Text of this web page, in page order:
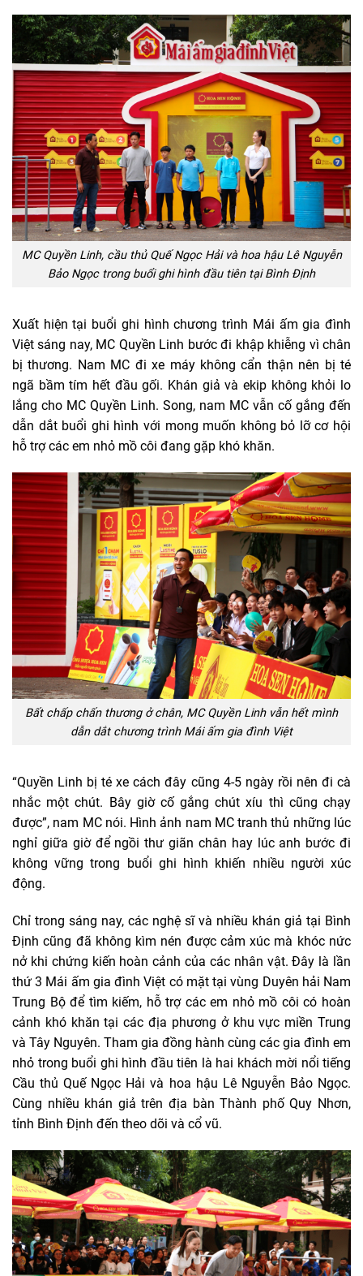
MC Quyền Linh, cầu thủ Quế Ngọc Hải và hoa hậu Lê Nguyễn
Bảo Ngọc trong buổi ghi hình đầu tiên tại Bình Định
Xuất hiện tại buổi ghi hình chương trình Mái ấm gia đình
Việt sáng nay, MC Quyền Linh bước đi khập khiễng vì chân
bị thương. Nam MC đi xe máy không cẩn thận nên bị té
ngã bầm tím hết đầu gối. Khán giả và ekip không khỏi lo
lắng cho MC Quyền Linh. Song, nam MC vẫn cố gắng đến
dẫn dắt buổi ghi hình với mong muốn không bỏ lỡ cơ hội
hỗ trợ các em nhỏ mồ côi đang gặp khó khăn.
Bất chấp chấn thương ở chân, MC Quyền Linh vẫn hết mình
dẫn dắt chương trình Mái ấm gia đình Việt
“Quyền Linh bị té xe cách đây cũng 4-5 ngày rồi nên đi cà
nhắc một chút. Bây giờ cố gắng chút xíu thì cũng chạy
được”, nam MC nói. Hình ảnh nam MC tranh thủ những lúc
nghỉ giữa giờ để ngồi thư giãn chân hay lúc anh bước đi
không vững trong buổi ghi hình khiến nhiều người xúc
động.
Chỉ trong sáng nay, các nghệ sĩ và nhiều khán giả tại Bình
Định cũng đã không kìm nén được cảm xúc mà khóc nức
nở khi chứng kiến hoàn cảnh của các nhân vật. Đây là lần
thứ 3 Mái ấm gia đình Việt có mặt tại vùng Duyên hải Nam
Trung Bộ để tìm kiếm, hỗ trợ các em nhỏ mồ côi có hoàn
cảnh khó khăn tại các địa phương ở khu vực miền Trung
và Tây Nguyên. Tham gia đồng hành cùng các gia đình em
nhỏ trong buổi ghi hình đầu tiên là hai khách mời nổi tiếng
Cầu thủ Quế Ngọc Hải và hoa hậu Lê Nguyễn Bảo Ngọc.
Cùng nhiều khán giả trên địa bàn Thành phố Quy Nhơn,
tỉnh Bình Định đến theo dõi và cổ vũ.